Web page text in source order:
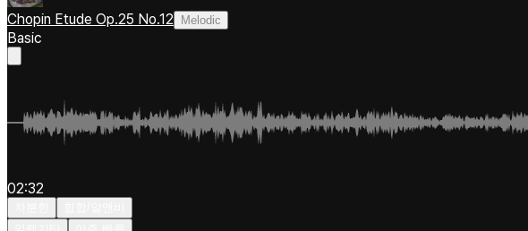
Chopin Etude Op.25 No.12 Melodic
Basic
02:32